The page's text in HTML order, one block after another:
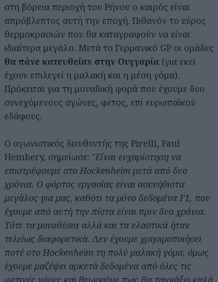
στη βόρεια περιοχή του Ρήνου ο καιρός είναι
απρόβλεπτος αυτή την εποχή. Πιθανόν το εύρος
θερμοκρασιών που θα καταγραφούν να είναι
ιδιαίτερα μεγάλο. Μετά το Γερμανικό GP οι ομάδες
θα πάνε κατευθείαν στην Ουγγαρία (για εκεί
έχουν επιλεγεί η μαλακή και η μέση γόμα).
Πρόκειται για τη μοναδική φορά που έχουμε δυο
συνεχόμενους αγώνες, φέτος, επί ευρωπαϊκού
εδάφους.
Ο αγωνιστικός διευθυντής της Pirelli, Paul
Hembery, σημείωσε: "Είναι ευχαρίστηση να
επιστρέφουμε στο Hockenheim μετά από δυο
χρόνια. Ο φόρτος εργασίας είναι ασυνήθιστα
μεγάλος για μας, καθότι τα μόνο δεδομένα F1, που
έχουμε από αυτή την πίστα είναι πριν δυο χρόνια.
Τότε τα μονοθέσια αλλά και τα ελαστικά ήταν
τελείως διαφορετικά. Δεν έχουμε χρησιμοποιήσει
ποτέ στο Hockenheim τη πολύ μαλακή γόμα, όμως
έχουμε μαζέψει αρκετά δεδομένα από όλες τις
φετινές γόμες και θεωρούμε πως θα ταιριάξει καλά